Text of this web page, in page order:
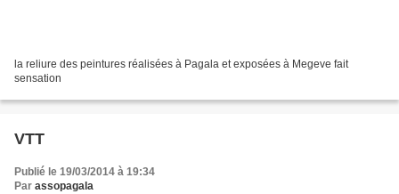
la reliure des peintures réalisées à Pagala et exposées à Megeve fait
sensation
VTT
Publié le 19/03/2014 à 19:34
Par assopagala